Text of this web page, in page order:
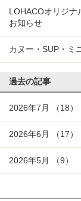
LOHACOオリジ
お知らせ
カヌー・SUP・ミ
過去の記事
2026年7月 （18）
2026年6月 （17）
2026年5月 （9）